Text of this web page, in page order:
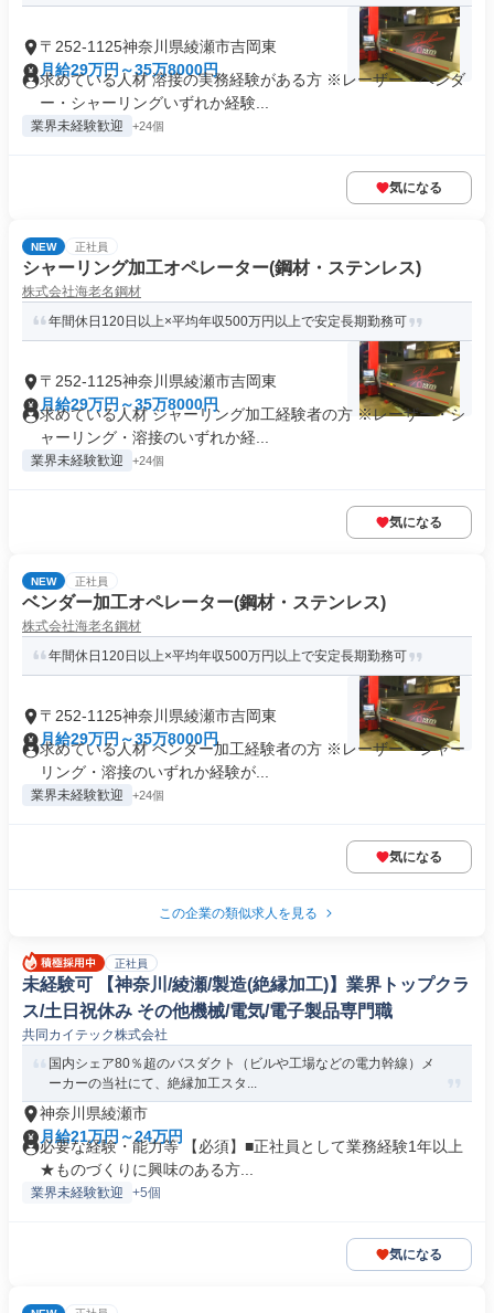
〒252-1125神奈川県綾瀬市吉岡東
月給29万円～35万8000円
求めている人材 溶接の実務経験がある方 ※レーザー・ベンダ
ー・シャーリングいずれか経験...
業界未経験歓迎 +24個
気になる
NEW 正社員
シャーリング加工オペレーター(鋼材・ステンレス)
株式会社海老名鋼材
年間休日120日以上×平均年収500万円以上で安定長期勤務可
〒252-1125神奈川県綾瀬市吉岡東
月給29万円～35万8000円
求めている人材 シャーリング加工経験者の方 ※レーザー・シ
ャーリング・溶接のいずれか経...
業界未経験歓迎 +24個
気になる
NEW 正社員
ベンダー加工オペレーター(鋼材・ステンレス)
株式会社海老名鋼材
年間休日120日以上×平均年収500万円以上で安定長期勤務可
〒252-1125神奈川県綾瀬市吉岡東
月給29万円～35万8000円
求めている人材 ベンダー加工経験者の方 ※レーザー・シャー
リング・溶接のいずれか経験が...
業界未経験歓迎 +24個
気になる
この企業の類似求人を見る
正社員
未経験可 【神奈川/綾瀬/製造(絶縁加工)】業界トップクラ
ス/土日祝休み その他機械/電気/電子製品専門職
共同カイテック株式会社
国内シェア80％超のバスダクト（ビルや工場などの電力幹線）メ
ーカーの当社にて、絶縁加工スタ...
神奈川県綾瀬市
月給21万円～24万円
必要な経験・能力等 【必須】■正社員として業務経験1年以上
★ものづくりに興味のある方...
業界未経験歓迎 +5個
気になる